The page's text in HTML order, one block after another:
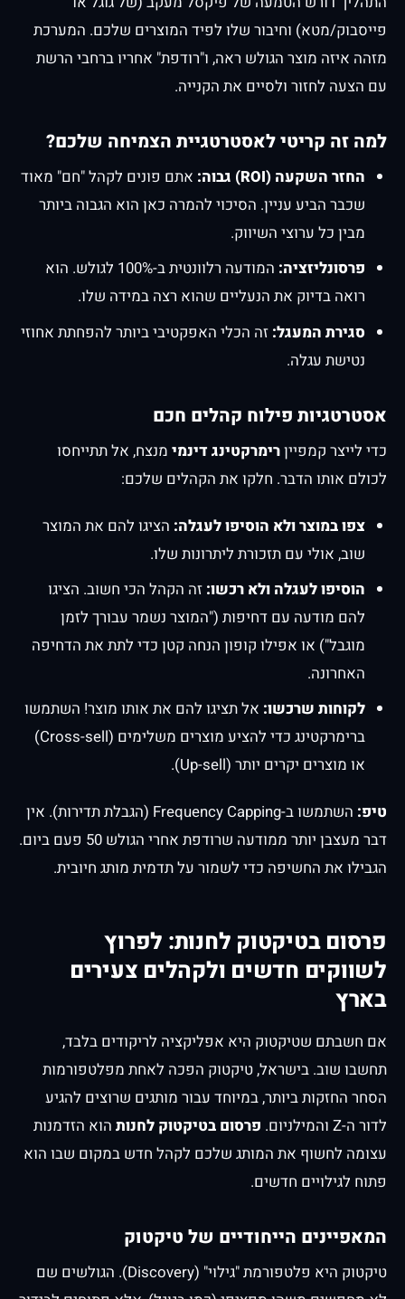
פייסבוק/מטא) וחיבור שלו לפיד המוצרים שלכם. המערכת
מזהה איזה מוצר הגולש ראה, ו"רודפת" אחריו ברחבי הרשת
עם הצעה לחזור ולסיים את הקנייה.
למה זה קריטי לאסטרטגיית הצמיחה שלכם?
החזר השקעה (ROI) גבוה:
אתם פונים לקהל "חם" מאוד
שכבר הביע עניין. הסיכוי להמרה כאן הוא הגבוה ביותר
מבין כל ערוצי השיווק.
פרסונליזציה:
המודעה רלוונטית ב-100% לגולש. הוא
רואה בדיוק את הנעליים שהוא רצה במידה שלו.
סגירת המעגל: זה הכלי האפקטיבי ביותר להפחתת אחוזי
נטישת עגלה.
אסטרטגיות פילוח קהלים חכם
כדי לייצר קמפייןרימרקטינג דינמי מנצח, אל תתייחסו
לכולם אותו הדבר. חלקו את הקהלים שלכם:
צפו במוצר ולא הוסיפו לעגלה: הציגו להם את המוצר
שוב, אולי עם תזכורת ליתרונות שלו.
הוסיפו לעגלה ולא רכשו: זה הקהל הכי חשוב. הציגו
להם מודעה עם דחיפות ("המוצר נשמר עבורך לזמן
מוגבל") או אפילו קופון הנחה קטן כדי לתת את הדחיפה
האחרונה.
לקוחות שרכשו: אל תציגו להם את אותו מוצר! השתמשו
ברימרקטינג כדי להציע מוצרים משלימים (Cross-sell)
או מוצרים יקרים יותר (Up-sell).
טיפ:
השתמשו ב-Frequency Capping (הגבלת תדירות). אין
דבר מעצבן יותר ממודעה שרודפת אחרי הגולש 50 פעם ביום.
הגבילו את החשיפה כדי לשמור על תדמית מותג חיובית.
פרסום בטיקטוק לחנות: לפרוץ
לשווקים חדשים ולקהלים צעירים
בארץ
אם חשבתם שטיקטוק היא אפליקציה לריקודים בלבד,
תחשבו שוב. בישראל, טיקטוק הפכה לאחת מפלטפורמות
הסחר החזקות ביותר, במיוחד עבור מותגים שרוצים להגיע
לדור ה-Z והמילניום.
פרסום בטיקטוק לחנות הוא הזדמנות
עצומה לחשוף את המותג שלכם לקהל חדש במקום שבו הוא
פתוח לגילויים חדשים.
המאפיינים הייחודיים של טיקטוק
טיקטוק היא פלטפורמת "גילוי" (Discovery). הגולשים שם